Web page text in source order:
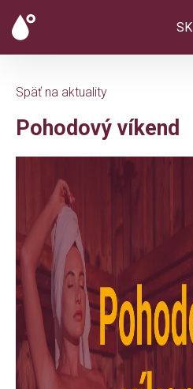
SK
Späť na aktuality
Pohodový víkend